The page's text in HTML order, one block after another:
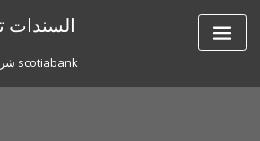
20
شراء الأسهم عبر الإنترنت كندا scotiabank